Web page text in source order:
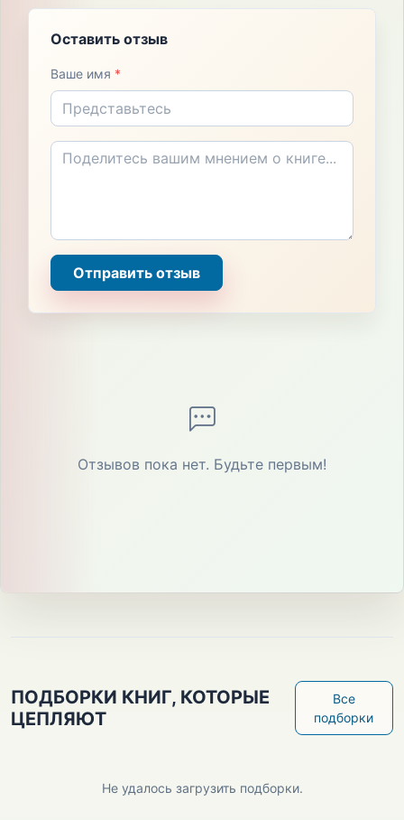
Оставить отзыв
Ваше имя *
Отправить отзыв
Отзывов пока нет. Будьте первым!
ПОДБОРКИ КНИГ, КОТОРЫЕ
ЦЕПЛЯЮТ
Все
подборки
Не удалось загрузить подборки.